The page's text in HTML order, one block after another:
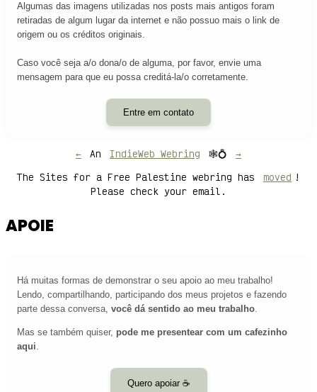
Algumas das imagens utilizadas nos posts mais antigos foram
retiradas de algum lugar da internet e não possuo mais o link de
origem ou os créditos originais.
Caso você seja a/o dona/o de alguma, por favor, envie uma
mensagem para que eu possa creditá-la/o corretamente.
Entre em contato
← An IndieWeb Webring 🕸💍
→
The Sites for a Free Palestine webring has
moved !
Please check your email.
APOIE
Há muitas formas de demonstrar o seu apoio ao meu trabalho!
Lendo, compartilhando, participando dos meus projetos e fazendo
parte dessa conversa, você dá sentido ao meu trabalho.
Mas se também quiser, pode me presentear com um cafezinho
aqui.
Quero apoiar ☕